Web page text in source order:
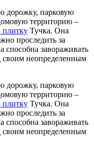
дорожку, парковую
территорию –
плитку Тучка. Она
проследить за
завораживать
своим неопределенным
дорожку, парковую
территорию –
плитку Тучка. Она
проследить за
завораживать
своим неопределенным